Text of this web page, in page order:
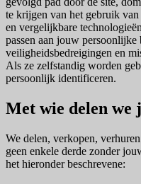
te krijgen van het gebruik
en vergelijkbare
passen aan jouw
veiligheidsbedreigingen en
Als ze zelfstandig worden
persoonlijk identificeren.
Met wie delen we
We delen, verkopen,
geen enkele derde zonder
het hieronder beschrevene: